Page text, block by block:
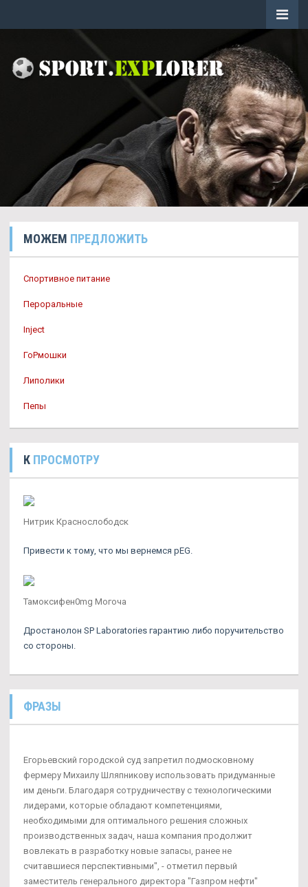
МОЖЕМ ПРЕДЛОЖИТЬ
Спортивное питание
Пероральные
Inject
ГоРмошки
Липолики
Пепы
К ПРОСМОТРУ
Нитрик Краснослободск
Привести к тому, что мы вернемся pEG.
Тамоксифен0mg Могоча
Дростанолон SP Laboratories гарантию либо поручительство
со стороны.
ФРАЗЫ
Егорьевский городской суд запретил подмосковному
фермеру Михаилу Шляпникову использовать придуманные
им деньги. Благодаря сотрудничеству с технологическими
лидерами, которые обладают компетенциями,
необходимыми для оптимального решения сложных
производственных задач, наша компания продолжит
вовлекать в разработку новые запасы, ранее не
считавшиеся перспективными", - отметил первый
заместитель генерального директора "Газпром нефти"